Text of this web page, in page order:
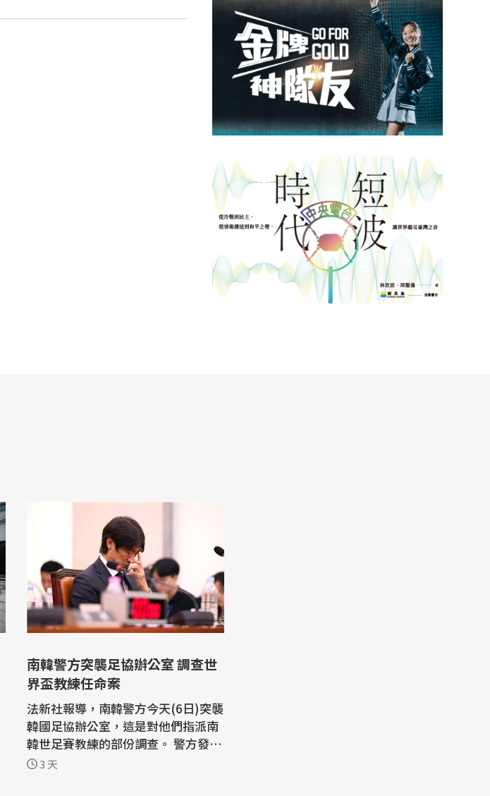
南韓警方突襲足協辦公室 調查世
界盃教練任命案
法新社報導，南韓警方今天(6日)突襲
韓國足協辦公室，這是對他們指派南
韓世足賽教練的部份調查。 警方發言
人表示，警方在韓國足球協會(Korea
3 天